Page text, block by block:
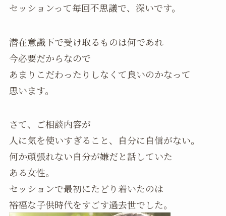
セッションって毎回不思議で、深いです。
潜在意識下で受け取るものは何であれ
今必要だからなので
あまりこだわったりしなくて良いのかなって
思います。
さて、ご相談内容が
人に気を使いすぎること、自分に自信がない。
何か頑張れない自分が嫌だと話していた
ある女性。
セッションで最初にたどり着いたのは
裕福な子供時代をすごす過去世でした。